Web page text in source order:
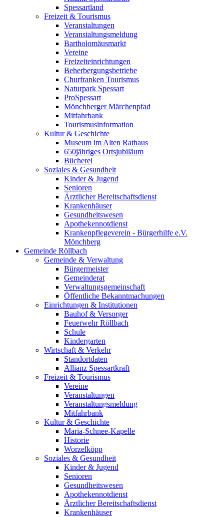
Spessartland
Freizeit & Tourismus
Veranstaltungen
Veranstaltungsmeldung
Bartholomäusmarkt
Vereine
Freizeiteinrichtungen
Beherbergungsbetriebe
Churfranken Tourismus
Naturpark Spessart
ProSpessart
Mönchberger Märchenpfad
Mitfahrbank
Tourismusinformation
Kultur & Geschichte
Museum im Alten Rathaus
650jähriges Ortsjubiläum
Bücherei
Soziales & Gesundheit
Kinder & Jugend
Senioren
Ärztlicher Bereitschaftsdienst
Krankenhäuser
Gesundheitswesen
Apothekennotdienst
Krankenpflegeverein - Bürgerhilfe e.V.
Mönchberg
Gemeinde Röllbach
Gemeinde & Verwaltung
Bürgermeister
Gemeinderat
Verwaltungsgemeinschaft
Öffentliche Bekanntmachungen
Einrichtungen & Institutionen
Bauhof & Versorger
Feuerwehr Röllbach
Schule
Kindergarten
Wirtschaft & Verkehr
Standortdaten
Allianz Spessartkraft
Freizeit & Tourismus
Vereine
Veranstaltungen
Veranstaltungsmeldung
Mitfahrbank
Kultur & Geschichte
Maria-Schnee-Kapelle
Historie
Worzelköpp
Soziales & Gesundheit
Kinder & Jugend
Senioren
Gesundheitswesen
Apothekennotdienst
Ärztlicher Bereitschaftsdienst
Krankenhäuser